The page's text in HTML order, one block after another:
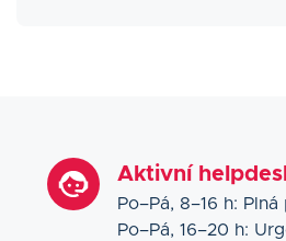
Aktivní
Po–Pá, 8–16 h:
Po–Pá, 16–20 h: